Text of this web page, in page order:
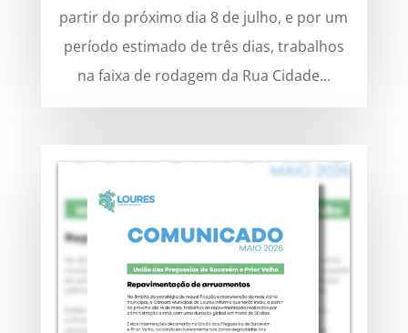
partir do próximo dia 8 de julho, e por um
período estimado de três dias, trabalhos
na faixa de rodagem da Rua Cidade...